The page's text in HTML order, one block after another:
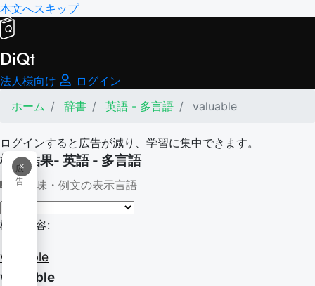
本文へスキップ
DiQt
法人様向け
ログイン
ホーム
辞書 英語 - 多言語 valuable
ログインすると広告が減り、学習に集中できます。
×
広
告
検索結果- 英語 - 多言語
意味・例文の表示言語
検索内容:
valuable
valuable